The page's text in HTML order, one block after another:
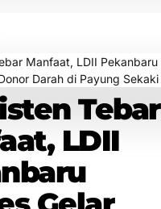
Tebar
LDII